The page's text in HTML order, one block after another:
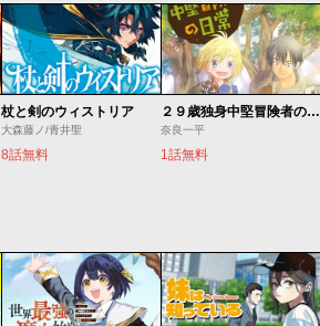
杖と剣のウィストリア
大森藤ノ/青井聖
8話無料
２９歳独身中堅冒険者の日常
奈良一平
1話無料